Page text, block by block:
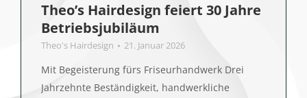
Theo’s Hairdesign feiert 30 Jahre
Betriebsjubiläum
Theo's Hairdesign 21. Januar 2026
Mit Begeisterung fürs Friseurhandwerk Drei
Jahrzehnte Beständigkeit, handwerkliche